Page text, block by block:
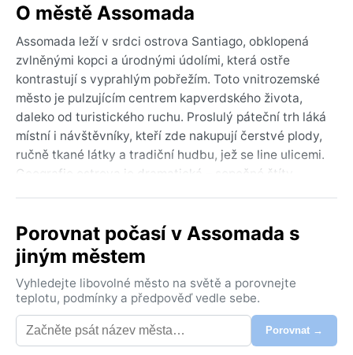
O městě Assomada
Assomada leží v srdci ostrova Santiago, obklopená
zvlněnými kopci a úrodnými údolími, která ostře
kontrastují s vyprahlým pobřežím. Toto vnitrozemské
město je pulzujícím centrem kapverdského života,
daleko od turistického ruchu. Proslulý páteční trh láká
místní i návštěvníky, kteří zde nakupují čerstvé plody,
ručně tkané látky a tradiční hudbu, jež se line ulicemi.
Geografie ostrova je dramatická – sopečné štíty,
Podle Köppenovy klasifikace spadá Assomada do
horkého pouštního klimatu (BWh). Léta jsou dlouhá a
extrémně horká, s průměrnými teplotami kolem 30 °C,
často však vystupují i výše. Zimy jsou příjemně teplé,
s denními maximy okolo 25 °C, noci však mohou být
překvapivě chladné. Srážky jsou vzácné a
nepravidelné, koncentrované do krátkého období od
Porovnat počasí v Assomada s
jiným městem
Vyhledejte libovolné město na světě a porovnejte
teplotu, podmínky a předpověď vedle sebe.
Porovnat →